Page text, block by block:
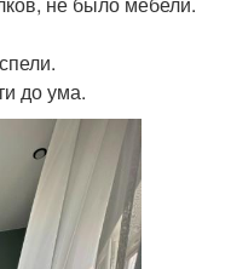
до ума.